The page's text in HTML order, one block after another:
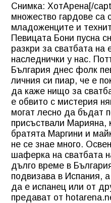
Снимка: ХотАрена[/
множество гардове са
младоженците и
Певицата Бони пусна
разкри за сватбата на
наследнички у нас.
България днес фолк
личния си пиар, че е
да каже нищо за
е обвито с мистерия
могат лесно да бъдат
присъствали Марияна,
братята Маргини и
не се знае много.
шаферка на сватбата
дълго време в
подвизава в Испания,
да е испанец или от
предават от